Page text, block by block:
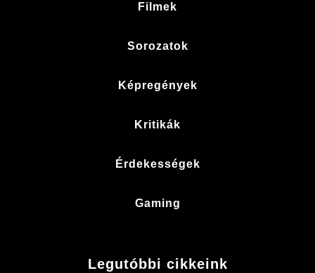
Filmek
Sorozatok
Képregények
Kritikák
Érdekességek
Gaming
Legutóbbi cikkeink